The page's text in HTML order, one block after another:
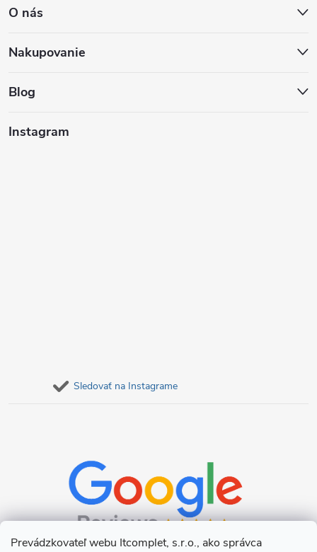
Prevádzkovateľ webu Itcomplet, s.r.o., ako správca
p
ä
O nás
Nakupovanie
Blog
Instagram
Sledovať na Instagrame